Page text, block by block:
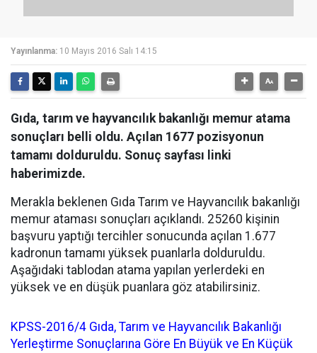
Yayınlanma: 10 Mayıs 2016 Salı 14:15
Gıda, tarım ve hayvancılık bakanlığı memur atama
sonuçları belli oldu. Açılan 1677 pozisyonun
tamamı dolduruldu. Sonuç sayfası linki
haberimizde.
Merakla beklenen Gıda Tarım ve Hayvancılık bakanlığı
memur ataması sonuçları açıklandı. 25260 kişinin
başvuru yaptığı tercihler sonucunda açılan 1.677
kadronun tamamı yüksek puanlarla dolduruldu.
Aşağıdaki tablodan atama yapılan yerlerdeki en
yüksek ve en düşük puanlara göz atabilirsiniz.
KPSS-2016/4 Gıda, Tarım ve Hayvancılık Bakanlığı
Yerleştirme Sonuçlarına Göre En Büyük ve En Küçük